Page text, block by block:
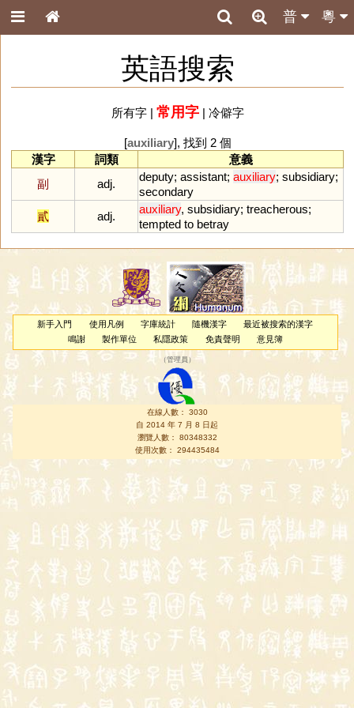
粵
普
英語搜索
所有字| 常用字| 冷僻字
[auxiliary], 找到 2 個
漢字
詞類
意義
副
adj.
deputy; assistant; auxiliary; subsidiary;
secondary
貳
adj.
auxiliary, subsidiary; treacherous;
tempted to betray
新手入門 使用凡例 字庫統計 隨機漢字
最近被搜索的漢字
鳴謝
製作單位 私隱政策 免責聲明 意見簿
（管理員 ）
在線人數： 3030
自 2014 年 7 月 8 日起
瀏覽人數： 80348332
使用次數： 294435484